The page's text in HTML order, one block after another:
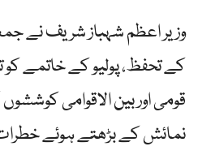
وزیر اعظم شہباز شریف نے
کے تحفظ، پولیو کے خاتمے کو
قومی اور بین الاقوامی
نمائش کے بڑھتے ہوئے